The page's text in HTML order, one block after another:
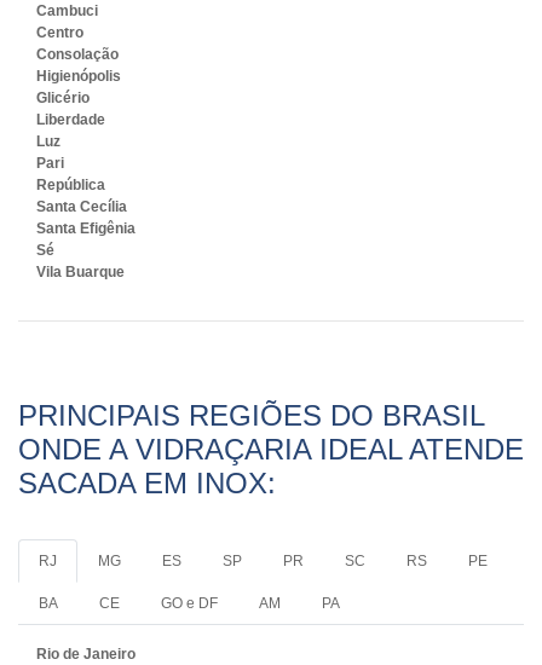
Cambuci
Centro
Consolação
Higienópolis
Glicério
Liberdade
Luz
Pari
República
Santa Cecília
Santa Efigênia
Sé
Vila Buarque
PRINCIPAIS REGIÕES DO BRASIL
ONDE A VIDRAÇARIA IDEAL ATENDE
SACADA EM INOX:
RJ MG ES SP PR SC RS PE
BA CE GO e DF AM PA
Rio de Janeiro